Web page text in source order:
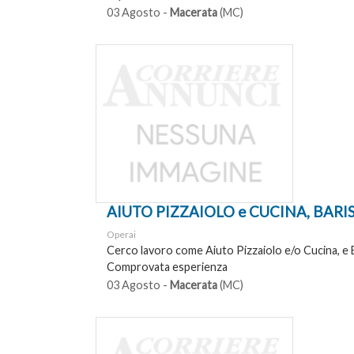
03 Agosto - Macerata(MC)
AIUTO PIZZAIOLO e CUCINA,
Operai
Cerco lavoro come Aiuto Pizzaiolo e/o Cucina, e
Comprovata esperienza
03 Agosto - Macerata(MC)